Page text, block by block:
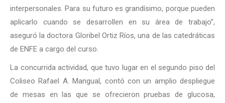
interpersonales. Para su futuro es grandísimo, porque pueden
aplicarlo cuando se desarrollen en su área de trabajo”,
aseguró la doctora Gloribel Ortiz Ríos, una de las catedráticas
de ENFE a cargo del curso.
La concurrida actividad, que tuvo lugar en el segundo piso del
Coliseo Rafael A. Mangual, contó con un amplio despliegue
de mesas en las que se ofrecieron pruebas de glucosa,